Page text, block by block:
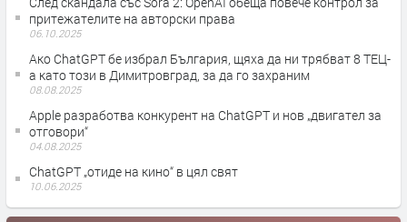
притежателите на авторски права
06.10.2025
Ако ChatGPT бе избрал България, щяха да ни трябват 8 ТЕЦ-
а като този в Димитровград, за да го захраним
08.08.2025
Apple разработва конкурент на ChatGPT и нов „двигател за
отговори“
04.08.2025
ChatGPT „отиде на кино“ в цял свят
10.06.2025